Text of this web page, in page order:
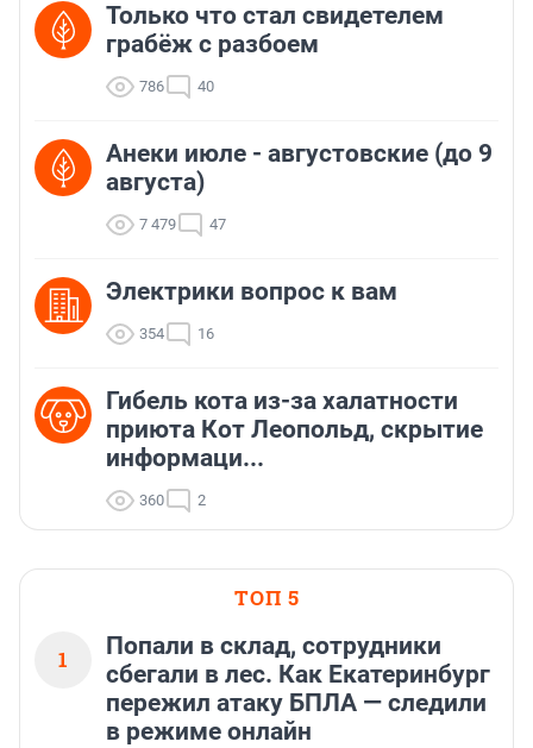
Только что стал свидетелем
грабёж с разбоем
786 40
Анеки июле - августовские (до 9
августа)
7 479 47
Электрики вопрос к вам
354 16
Гибель кота из-за халатности
приюта Кот Леопольд, скрытиe
информаци...
360 2
ТОП 5
1
Попали в склад, сотрудники
сбегали в лес. Как Екатеринбург
пережил атаку БПЛА — следили
в режиме онлайн